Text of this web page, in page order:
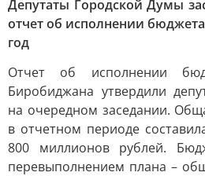
Депутаты Городской Думы
отчет об исполнении
год
Отчет об исполнении
Биробиджана утвердили
на очередном заседании.
в отчетном периоде
800 миллионов рублей.
перевыполнением плана –